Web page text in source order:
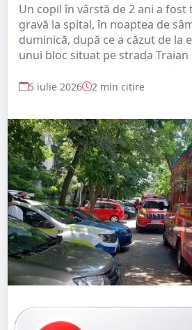
Un copil în vârstă de 2 ani a
gravă la spital, în noaptea de
duminică, după ce a căzut de la
unui bloc situat pe strada Traian
5 iulie 2026 2 min citire